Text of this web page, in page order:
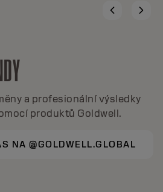
a profesionální výsledky
produktů Goldwell.
NA @GOLDWELL.GLOBAL